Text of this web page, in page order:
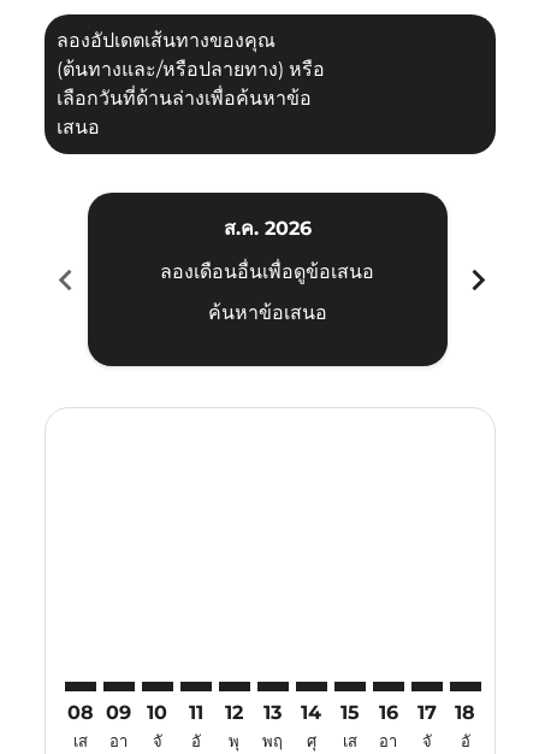
ลองอัปเดตเส้นทางของคุณ
(ต้นทางและ/หรือปลายทาง) หรือ
เลือกวันที่ด้านล่างเพื่อค้นหาข้อ
เสนอ
chevron_left
ส.ค. 2026
ลองเดือนอื่นเพื่อดูข้อเสนอ
ค้นหาข้อเสนอ
chevron_right
08
เส
09
อา
10
จั
11
อั
12
พุ
13
พฤ
14
ศุ
15
เส
16
อา
17
จั
18
อั